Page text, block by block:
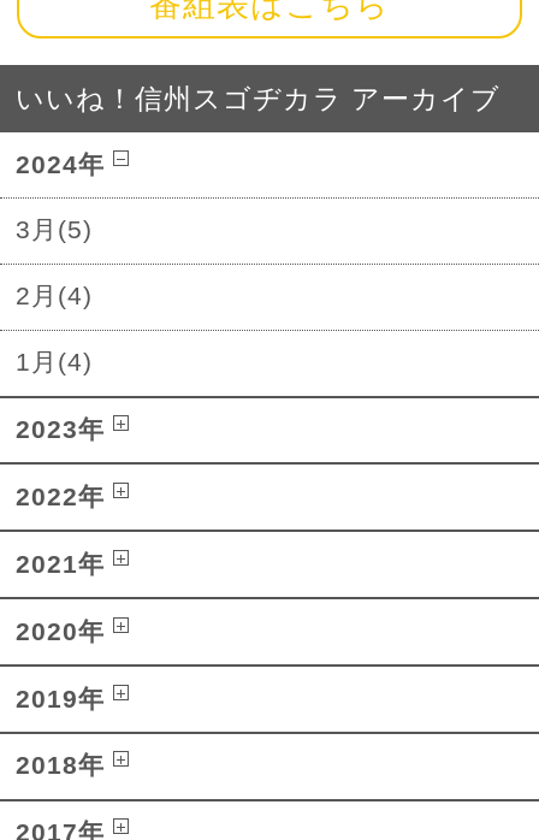
いいね！信州スゴヂカラ アーカイブ
2024年
3月(5)
2月(4)
1月(4)
2023年
2022年
2021年
2020年
2019年
2018年
2017年